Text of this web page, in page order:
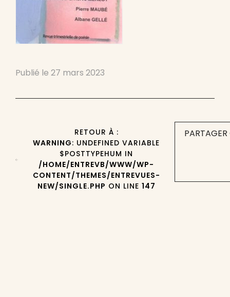
Publié le 27 mars 2023
RETOUR À :
WARNING: UNDEFINED VARIABLE
$POSTTYPEHUM IN
/HOME/ENTREVB/WWW/WP-
CONTENT/THEMES/ENTREVUES-
NEW/SINGLE.PHP ON LINE 147